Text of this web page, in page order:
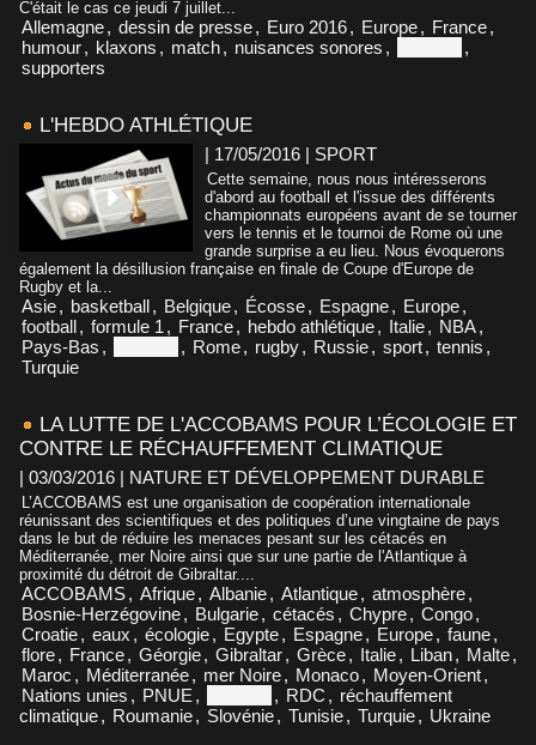
C'était le cas ce jeudi 7 juillet...
Allemagne, dessin de presse, Euro 2016, Europe, France,
humour, klaxons , match, nuisances sonores ,
,
supporters
L'HEBDO ATHLÉTIQUE
| 17/05/2016 | SPORT
Cette semaine, nous nous intéresserons
d'abord au football et l'issue des différents
championnats européens avant de se tourner
vers le tennis et le tournoi de Rome où une
grande surprise a eu lieu. Nous évoquerons
également la désillusion française en finale de Coupe d'Europe de
Rugby et la...
Asie, basketball, Belgique, Écosse, Espagne, Europe,
football, formule 1 , France, hebdo athlétique, Italie, NBA,
Pays-Bas , , Rome, rugby, Russie, sport, tennis ,
Turquie
LA LUTTE DE L'ACCOBAMS POUR L’ÉCOLOGIE ET
CONTRE LE RÉCHAUFFEMENT CLIMATIQUE
| 03/03/2016 | NATURE ET DÉVELOPPEMENT DURABLE
L’ACCOBAMS est une organisation de coopération internationale
réunissant des scientifiques et des politiques d’une vingtaine de pays
dans le but de réduire les menaces pesant sur les cétacés en
Méditerranée, mer Noire ainsi que sur une partie de l'Atlantique à
proximité du détroit de Gibraltar....
ACCOBAMS, Afrique, Albanie, Atlantique, atmosphère,
Bosnie-Herzégovine, Bulgarie, cétacés , Chypre, Congo,
Croatie, eaux , écologie, Egypte, Espagne, Europe, faune,
flore, France, Géorgie, Gibraltar, Grèce, Italie, Liban, Malte,
Maroc , Méditerranée, mer Noire, Monaco, Moyen-Orient,
Nations unies , PNUE , , RDC , réchauffement
climatique, Roumanie, Slovénie, Tunisie, Turquie, Ukraine